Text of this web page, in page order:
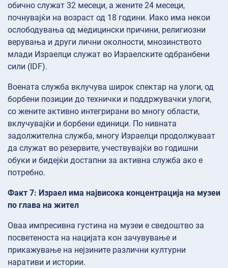
обично служат 32 месеци, а жените 24 месеци,
почнувајќи на возраст од 18 години. Иако има некои
ослободувања од медицински причини, религиозни
верувања и други лични околности, мнозинството
млади Израелци служат во Израелските одбранбени
сили (IDF).
Воената служба вклучува широк спектар на улоги, од
борбени позиции до технички и поддржувачки улоги,
со жените активно интегрирани во многу области,
вклучувајќи и борбени единици. По нивната
задолжителна служба, многу Израелци продолжуваат
да служат во резервите, учествувајќи во годишни
обуки и бидејќи достапни за активна служба ако е
потребно.
Факт 7: Израел има највисока концентрација на музеи
по глава на жител
Оваа импресивна густина на музеи е сведоштво за
посветеноста на нацијата кон зачувување и
прикажување на нејзините различни културни
наративи и истории.